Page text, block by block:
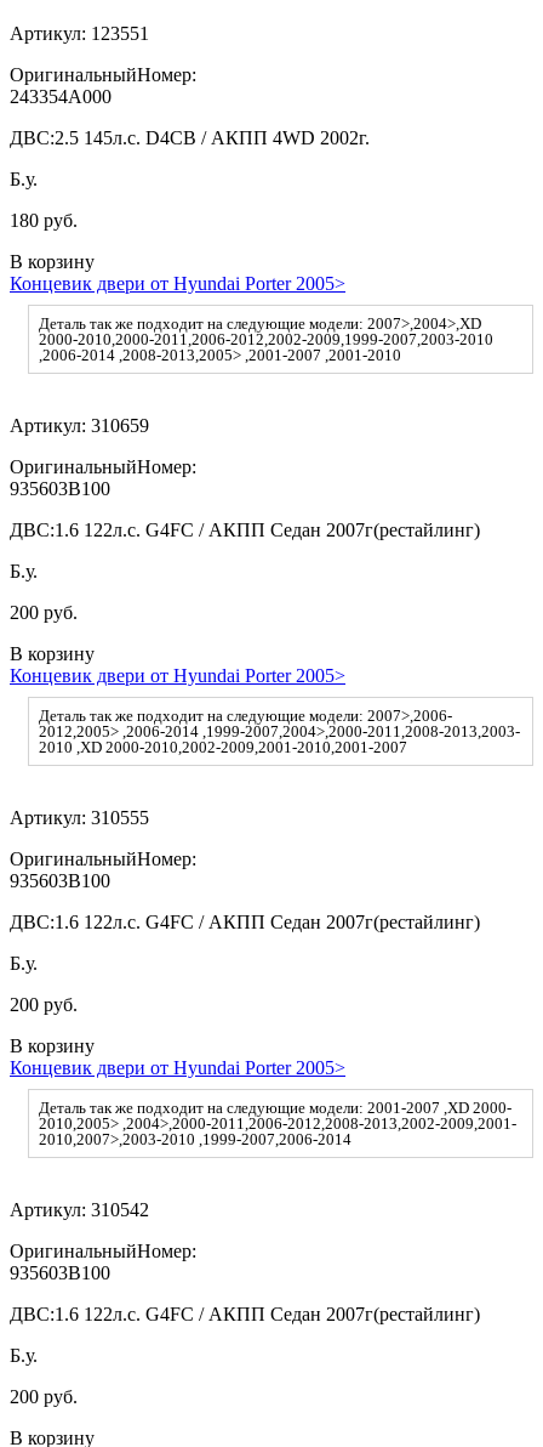
Артикул: 123551
ОригинальныйНомер:
243354A000
ДВС:2.5 145л.с. D4CB / АКПП 4WD 2002г.
Б.у.
180 руб.
В корзину
Концевик двери от Hyundai Porter 2005>
Деталь так же подходит на следующие модели: 2007>,2004>,XD
2000-2010,2000-2011,2006-2012,2002-2009,1999-2007,2003-2010
,2006-2014 ,2008-2013,2005> ,2001-2007 ,2001-2010
Артикул: 310659
ОригинальныйНомер:
935603B100
ДВС:1.6 122л.с. G4FC / АКПП Седан 2007г(рестайлинг)
Б.у.
200 руб.
В корзину
Концевик двери от Hyundai Porter 2005>
Деталь так же подходит на следующие модели: 2007>,2006-
2012,2005> ,2006-2014 ,1999-2007,2004>,2000-2011,2008-2013,2003-
2010 ,XD 2000-2010,2002-2009,2001-2010,2001-2007
Артикул: 310555
ОригинальныйНомер:
935603B100
ДВС:1.6 122л.с. G4FC / АКПП Седан 2007г(рестайлинг)
Б.у.
200 руб.
В корзину
Концевик двери от Hyundai Porter 2005>
Деталь так же подходит на следующие модели: 2001-2007 ,XD 2000-
2010,2005> ,2004>,2000-2011,2006-2012,2008-2013,2002-2009,2001-
2010,2007>,2003-2010 ,1999-2007,2006-2014
Артикул: 310542
ОригинальныйНомер:
935603B100
ДВС:1.6 122л.с. G4FC / АКПП Седан 2007г(рестайлинг)
Б.у.
200 руб.
В корзину